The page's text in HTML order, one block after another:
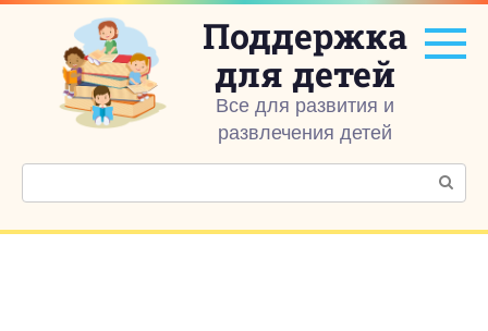
Перейти
контенту
Поддержка
для детей
Все для развития и
развлечения детей
Поиск: